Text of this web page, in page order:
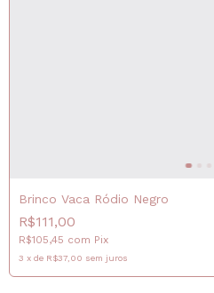
Brinco Vaca Ródio Negro
R$111,00
R$105,45 com Pix
3 x de R$37,00 sem juros